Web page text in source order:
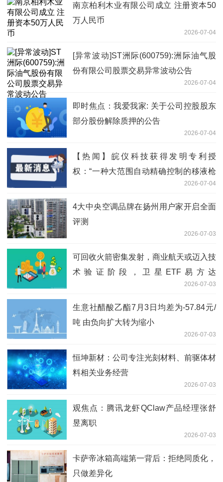
南京柏利木业有限公司成立 注册资本50
万人民币
2026-07-04
[异常波动]ST洲际(600759):洲际油气股
份有限公司股票交易异常波动公告
2026-07-04
即时焦点：我爱我家: 关于公司控股股东
部分股份解除质押的公告
2026-07-04
【热闻】皖仪科技获得发明专利授
权：“一种大范围自动精确控制的移液枪
2026-07-04
4大中央空调品牌在扬州用户家开启全面
评测
2026-07-03
可回收火箭密集发射，商业航天或迈入技
术验证阶段，卫星ETF易方达
2026-07-03
生意社醋酸乙酯7月3日均差为-57.84元/
吨 由负向扩大转为缩小
2026-07-03
恒坤新材：公司专注光刻材料、前驱体材
料相关业务经营
2026-07-03
观焦点：腾讯龙虾QClaw产品经理张舒
昱离职
2026-07-03
卡萨帝冰箱高端第一背后：拒绝同质化，
只做差异化